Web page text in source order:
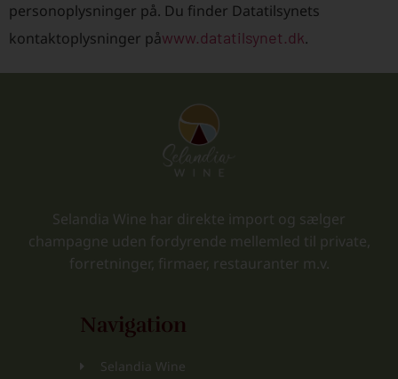
personoplysninger på. Du finder Datatilsynets
kontaktoplysninger påwww.datatilsynet.dk.
Selandia Wine har direkte import og sælger
champagne uden fordyrende mellemled til private,
forretninger, firmaer, restauranter m.v.
Navigation
Selandia Wine